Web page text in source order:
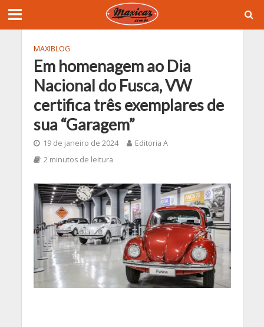
MAXIBLOG
Em homenagem ao Dia
Nacional do Fusca, VW
certifica três exemplares de
sua “Garagem”
19 de janeiro de 2024
Editoria A
2 minutos de leitura